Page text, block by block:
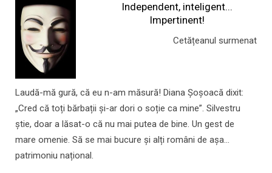
Independent, inteligent...
Impertinent!
Cetățeanul surmenat
Laudă-mă gură, că eu n-am măsură! Diana Șoșoacă dixit:
„Cred că toți bărbații și-ar dori o soție ca mine”. Silvestru
știe, doar a lăsat-o că nu mai putea de bine. Un gest de
mare omenie. Să se mai bucure și alți români de așa...
patrimoniu național.